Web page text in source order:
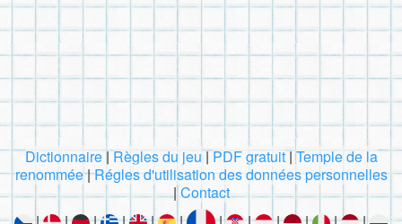
Dictionnaire|Règles du jeu|PDF gratuit|Temple de la
renommée|Régles d'utilisation des données personnelles
|Contact